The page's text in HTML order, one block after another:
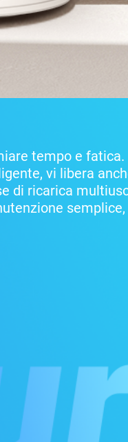
tempo e fatica.
vi libera
di ricarica
semplice,